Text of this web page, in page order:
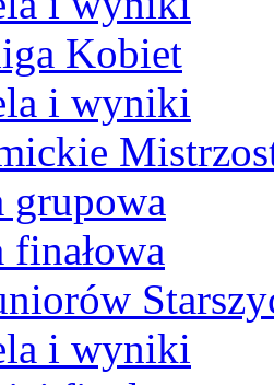
Kobiet
i wyniki
grupowa
finałowa
i wyniki